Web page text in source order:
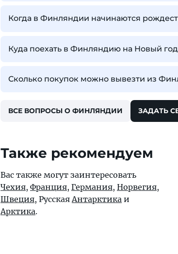
Когда в Финляндии начинаются
Куда поехать в Финляндию на Новый
Сколько покупок можно вывезти из
ВСЕ ВОПРОСЫ О ФИНЛЯНДИИ ЗАДАТЬ
Также рекомендуем
Вас также могут заинтересовать
Чехия, Франция, Германия, Норвегия,
Швеция, РусскаяАнтарктика и
Арктика.